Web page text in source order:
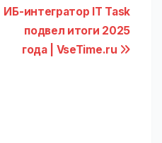
ИБ-интегратор IT Task
подвел итоги 2025
года | VseTime.ru